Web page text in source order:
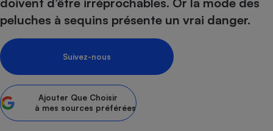
peluches à sequins présente un vrai danger.
Suivez-nous
Ajouter Que Choisir
à mes sources préférées
Sécurité - Hygiène
Assurance
Banque - Crédit
Epargne - Fiscalité
Circulation routière
Contrôle technique -
Pièce détachée
Moto
Comparatif
Comparatif casque audio
Crédit immobilier
Comparatif tondeuse
Maison de retraite
Choisir son fioul
Choisir son pellet
Comparateur assurance emprunteur